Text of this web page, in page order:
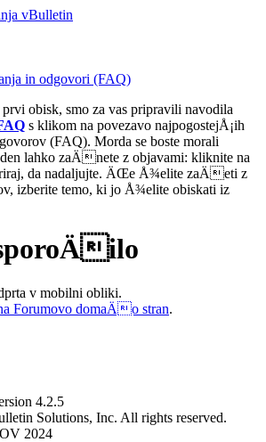
in odgovori (FAQ)
obisk, smo za vas pripravili navodila
s klikom na povezavo najpogostejÅ¡ih
(FAQ). Morda se boste morali
lahko zaÄnete z objavami: kliknite na
da nadaljujte. ÄŒe Å¾elite zaÄeti z
izberite temo, ki jo Å¾elite obiskati iz
v mobilni obliki.
Forumovo domaÄo stran.
4.2.5
Solutions, Inc. All rights reserved.
2024